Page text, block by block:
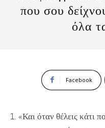
που σου
όλα
Facebook
1. «Και όταν θέλεις κάτι